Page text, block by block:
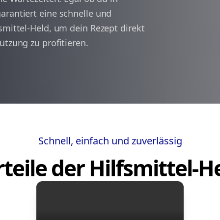
arrow_back 1 arrow_forward
eine schnelle und
Held, um dein Rezept direkt
zu profitieren.
Schnell, einfach und zuverlässig
der Hilfsmittel-